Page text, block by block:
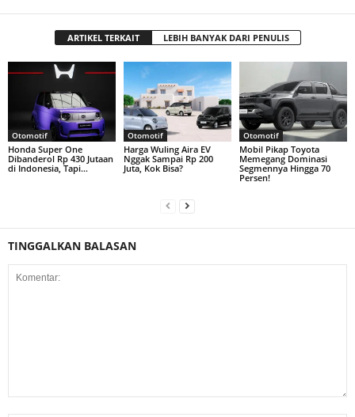
ARTIKEL TERKAIT LEBIH BANYAK DARI PENULIS
Otomotif
Honda Super One
Dibanderol Rp 430 Jutaan
di Indonesia, Tapi…
Otomotif
Harga Wuling Aira EV
Nggak Sampai Rp 200
Juta, Kok Bisa?
Otomotif
Mobil Pikap Toyota
Memegang Dominasi
Segmennya Hingga 70
Persen!
TINGGALKAN BALASAN